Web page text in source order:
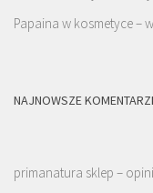
Papaina w kosmetyce –
NAJNOWSZE
primanatura sklep –